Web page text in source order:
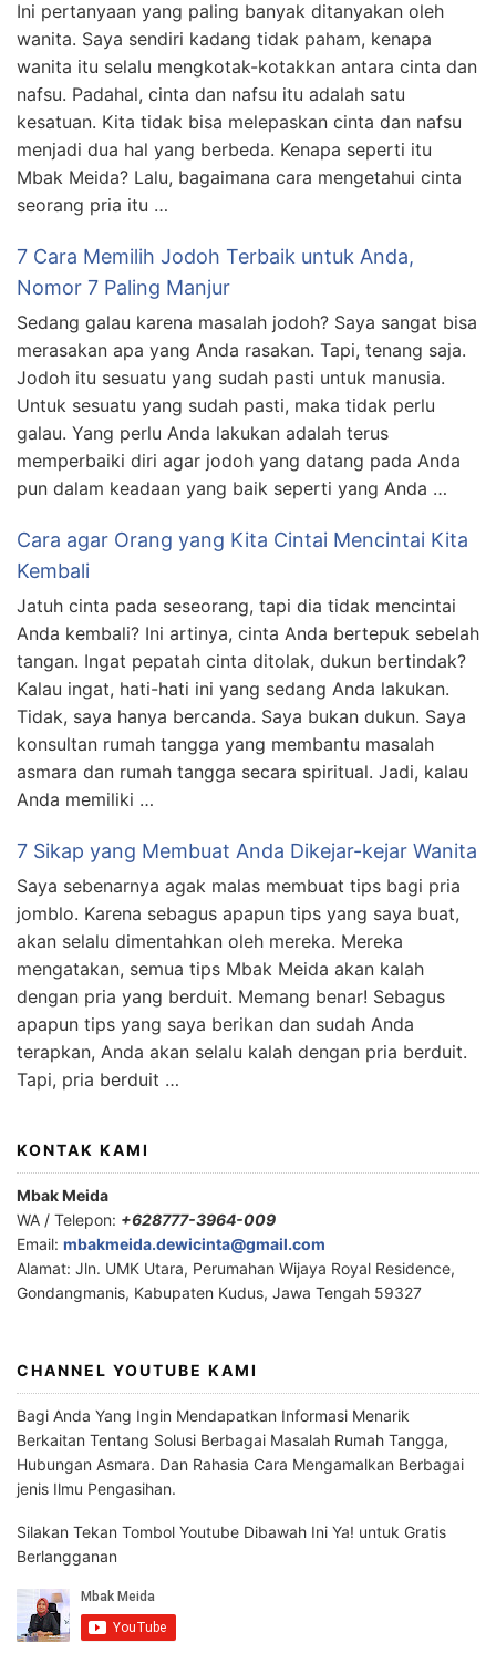
Ini pertanyaan yang paling banyak ditanyakan oleh
wanita. Saya sendiri kadang tidak paham, kenapa
wanita itu selalu mengkotak-kotakkan antara cinta dan
nafsu. Padahal, cinta dan nafsu itu adalah satu
kesatuan. Kita tidak bisa melepaskan cinta dan nafsu
menjadi dua hal yang berbeda. Kenapa seperti itu
Mbak Meida? Lalu, bagaimana cara mengetahui cinta
seorang pria itu …
7 Cara Memilih Jodoh Terbaik untuk Anda,
Nomor 7 Paling Manjur
Sedang galau karena masalah jodoh? Saya sangat bisa
merasakan apa yang Anda rasakan. Tapi, tenang saja.
Jodoh itu sesuatu yang sudah pasti untuk manusia.
Untuk sesuatu yang sudah pasti, maka tidak perlu
galau. Yang perlu Anda lakukan adalah terus
memperbaiki diri agar jodoh yang datang pada Anda
pun dalam keadaan yang baik seperti yang Anda …
Cara agar Orang yang Kita Cintai Mencintai Kita
Kembali
Jatuh cinta pada seseorang, tapi dia tidak mencintai
Anda kembali? Ini artinya, cinta Anda bertepuk sebelah
tangan. Ingat pepatah cinta ditolak, dukun bertindak?
Kalau ingat, hati-hati ini yang sedang Anda lakukan.
Tidak, saya hanya bercanda. Saya bukan dukun. Saya
konsultan rumah tangga yang membantu masalah
asmara dan rumah tangga secara spiritual. Jadi, kalau
Anda memiliki …
7 Sikap yang Membuat Anda Dikejar-kejar Wanita
Saya sebenarnya agak malas membuat tips bagi pria
jomblo. Karena sebagus apapun tips yang saya buat,
akan selalu dimentahkan oleh mereka. Mereka
mengatakan, semua tips Mbak Meida akan kalah
dengan pria yang berduit. Memang benar! Sebagus
apapun tips yang saya berikan dan sudah Anda
terapkan, Anda akan selalu kalah dengan pria berduit.
Tapi, pria berduit …
KONTAK KAMI
Mbak Meida
WA / Telepon: +628777-3964-009
Email: mbakmeida.dewicinta@gmail.com
Alamat: Jln. UMK Utara, Perumahan Wijaya Royal Residence,
Gondangmanis, Kabupaten Kudus, Jawa Tengah 59327
CHANNEL YOUTUBE KAMI
Bagi Anda Yang Ingin Mendapatkan Informasi Menarik
Berkaitan Tentang Solusi Berbagai Masalah Rumah Tangga,
Hubungan Asmara. Dan Rahasia Cara Mengamalkan Berbagai
jenis Ilmu Pengasihan.
Silakan Tekan Tombol Youtube Dibawah Ini Ya! untuk Gratis
Berlangganan